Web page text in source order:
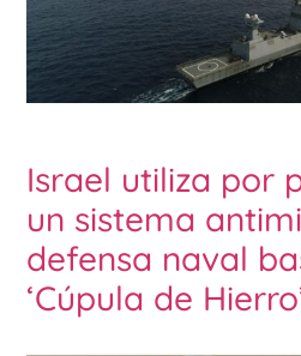
Israel utiliza por
un sistema
defensa naval
‘Cúpula de